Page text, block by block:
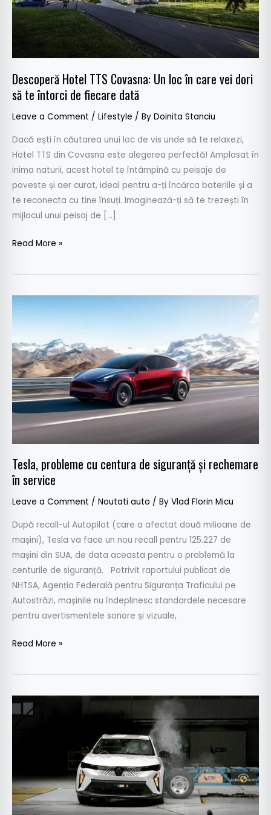
Descoperă Hotel TTS Covasna: Un loc în care vei dori
să te întorci de fiecare dată
Leave a Comment / Lifestyle / By Doinita Stanciu
Dacă ești în căutarea unui loc de vis unde să te relaxezi,
Hotel TTS din Covasna este alegerea perfectă! Amplasat în
inima naturii, acest hotel te întâmpină cu peisaje de
poveste și aer curat, ideal pentru a-ți încărca bateriile și a
te reconecta cu tine însuți. Imaginează-ți să te trezești în
mijlocul unui peisaj de […]
care
vei
întorci
de
fiecare
Read More »
Tesla, probleme cu centura de siguranță și rechemare
în service
Leave a Comment / Noutati auto / By Vlad Florin Micu
După recall-ul Autopilot (care a afectat două milioane de
mașini), Tesla va face un nou recall pentru 125.227 de
mașini din SUA, de data aceasta pentru o problemă la
centurile de siguranță. Potrivit raportului publicat de
NHTSA, Agenția Federală pentru Siguranța Traficului pe
Autostrăzi, mașinile nu îndeplinesc standardele necesare
pentru avertismentele sonore și vizuale,
probleme
centura
de
siguranță
și
în
service
Read More »
Cinci
stele
Renault
Scenic
E-